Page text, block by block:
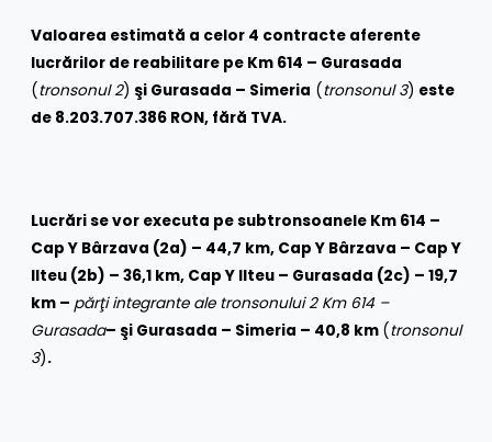
Valoarea estimată a celor 4 contracte aferente
lucrărilor de reabilitare pe Km 614 – Gurasada
(tronsonul 2) şi Gurasada – Simeria (tronsonul 3) este
de 8.203.707.386 RON, fără TVA.
Lucrări se vor executa pe subtronsoanele Km 614 –
Cap Y Bârzava (2a) – 44,7 km, Cap Y Bârzava – Cap Y
Ilteu (2b) – 36,1 km, Cap Y Ilteu – Gurasada (2c) – 19,7
km – părţi integrante ale tronsonului 2 Km 614 –
Gurasada– şi Gurasada – Simeria – 40,8 km (tronsonul
3).